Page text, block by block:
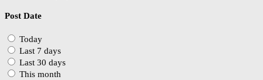
Post Date
Today
Last 7 days
Last 30 days
This month